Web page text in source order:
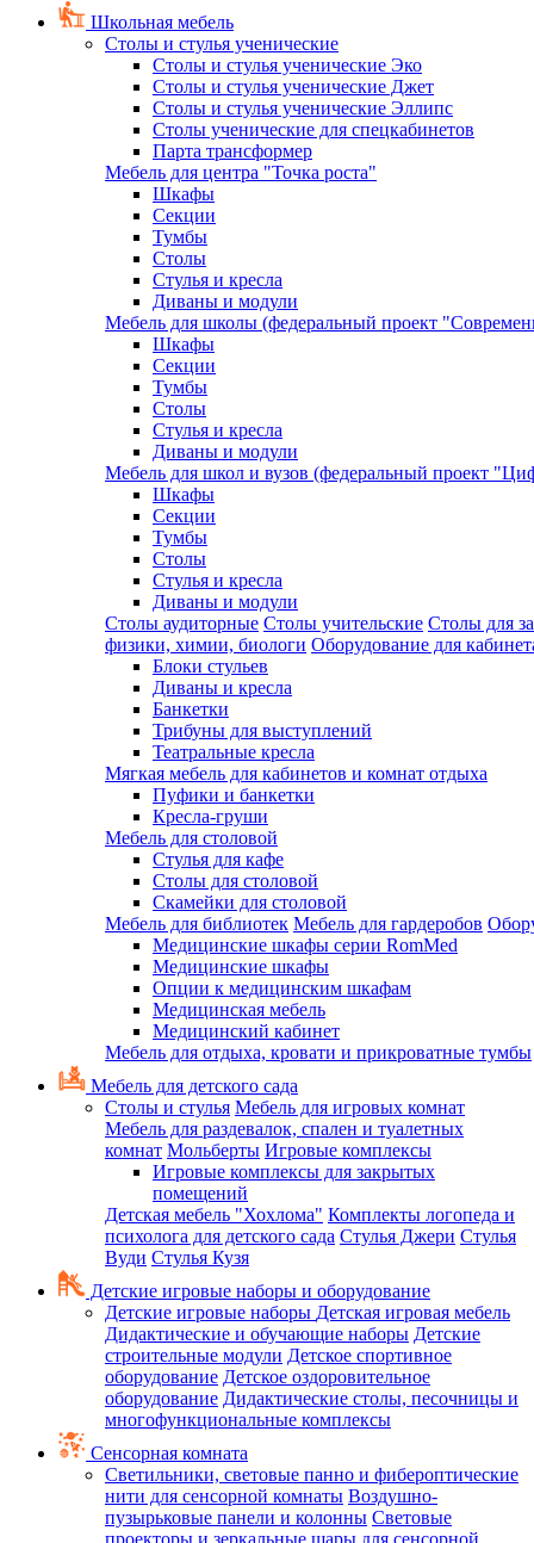
Школьная мебель
Столы и стулья ученические
Столы и стулья ученические Эко
Столы и стулья ученические Джет
Столы и стулья ученические Эллипс
Столы ученические для спецкабинетов
Парта трансформер
Мебель для центра "Точка роста"
Шкафы
Секции
Тумбы
Столы
Стулья и кресла
Диваны и модули
Мебель для школы (федеральный проект
Шкафы
Секции
Тумбы
Столы
Стулья и кресла
Диваны и модули
Мебель для школ и вузов (федеральный проект
Шкафы
Секции
Тумбы
Столы
Стулья и кресла
Диваны и модули
Столы аудиторные Столы учительские Столы для
физики, химии, биологи Оборудование для
Блоки стульев
Диваны и кресла
Банкетки
Трибуны для выступлений
Театральные кресла
Мягкая мебель для кабинетов и комнат отдыха
Пуфики и банкетки
Кресла-груши
Мебель для столовой
Cтулья для кафе
Cтолы для столовой
Скамейки для столовой
Мебель для библиотек Мебель для гардеробов
Медицинские шкафы серии RomMed
Медицинские шкафы
Опции к медицинским шкафам
Медицинская мебель
Медицинский кабинет
Мебель для отдыха, кровати и прикроватные тумбы
Мебель для детского сада
Столы и стулья Мебель для игровых комнат
Мебель для раздевалок, спален и туалетных
комнат Мольберты Игровые комплексы
Игровые комплексы для закрытых
помещений
Детская мебель "Хохлома" Комплекты логопеда и
психолога для детского сада Стулья Джери Стулья
Вуди Стулья Кузя
Детские игровые наборы и оборудование
Детские игровые наборы Детская игровая мебель
Дидактические и обучающие наборы Детские
строительные модули Детское спортивное
оборудование Детское оздоровительное
оборудование Дидактические столы, песочницы и
многофункциональные комплексы
Сенсорная комната
Светильники, световые панно и фибероптические
нити для сенсорной комнаты Воздушно-
пузырьковые панели и колонны Световые
проекторы и зеркальные шары для сенсорной